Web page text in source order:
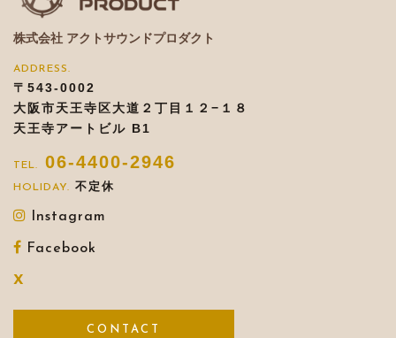
株式会社 アクトサウンドプロダクト
〒543-0002
大阪市天王寺区大道２丁目１２−１８
天王寺アートビル B1
06-4400-2946
不定休
Instagram
Facebook
X